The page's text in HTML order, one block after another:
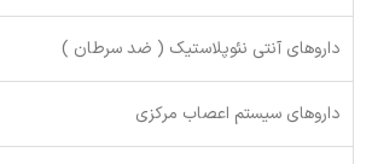
داروهای آنتی نئوپلاستیک ( ضد سرطان )
داروهای سیستم اعصاب مرکزی